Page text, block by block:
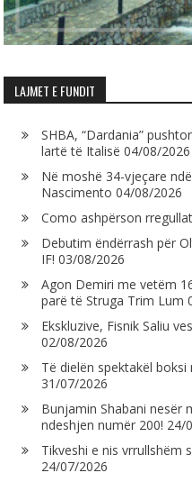
LAJMET E FUNDIT
SHBA, “Dardania”
lartë të Italisë 04/08/2026
Në moshë 34-vjeçare
Nascimento 04/08/2026
Como ashpërson
Debutim ëndërrash për
IF! 03/08/2026
Agon Demiri me vetëm
parë të Struga Trim Lum
Ekskluzive, Fisnik Saliu
02/08/2026
Të dielën spektakël boksi
31/07/2026
Bunjamin Shabani nesër
ndeshjen numër 200! 24/
Tikveshi e nis vrrullshëm
24/07/2026